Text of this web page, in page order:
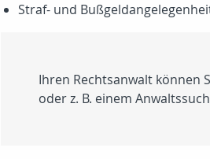
Straf- und
Ihren Rechtsanwalt können
oder z. B. einem